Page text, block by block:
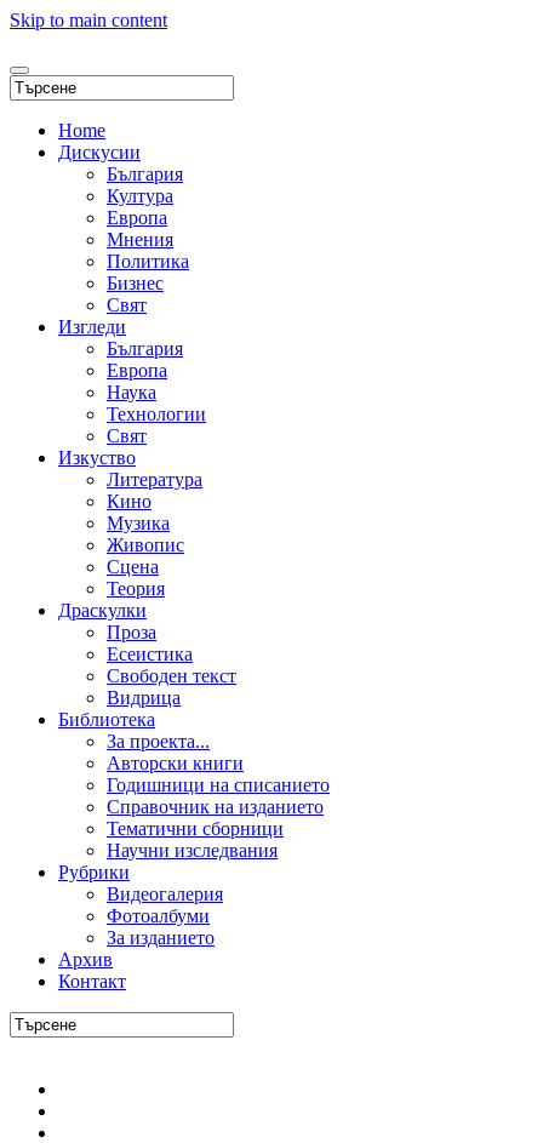
Skip to main content
Home
Дискусии
България
Култура
Европа
Мнения
Политика
Бизнес
Свят
Изгледи
България
Европа
Наука
Технологии
Свят
Изкуство
Литература
Кино
Музика
Живопис
Сцена
Теория
Драскулки
Проза
Есеистика
Свободен текст
Видрица
Библиотека
За проекта...
Авторски книги
Годишници на списанието
Справочник на изданието
Тематични сборници
Научни изследвания
Рубрики
Видеогалерия
Фотоалбуми
За изданието
Архив
Контакт